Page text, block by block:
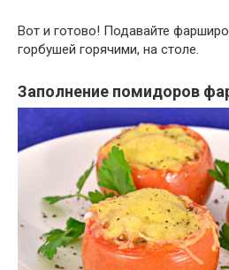
Вот и готово! Подавайте
горбушей горячими, на столе.
Заполнение помидоров